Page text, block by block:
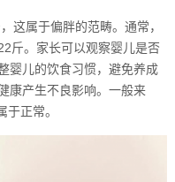
这属于偏胖的范畴。通常，
斤。家长可以观察婴儿是否
婴儿的饮食习惯，避免养成
康产生不良影响。一般来
正常。